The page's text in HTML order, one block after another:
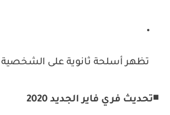
تظهر أسلحة ثانوية على الشخصية
◾تحديث فري فاير الجديد 2020